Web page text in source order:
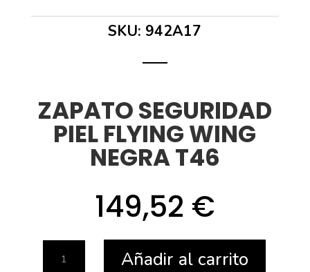
SKU: 942A17
ZAPATO SEGURIDAD
PIEL FLYING WING
NEGRA T46
149,52 €
Añadir al carrito